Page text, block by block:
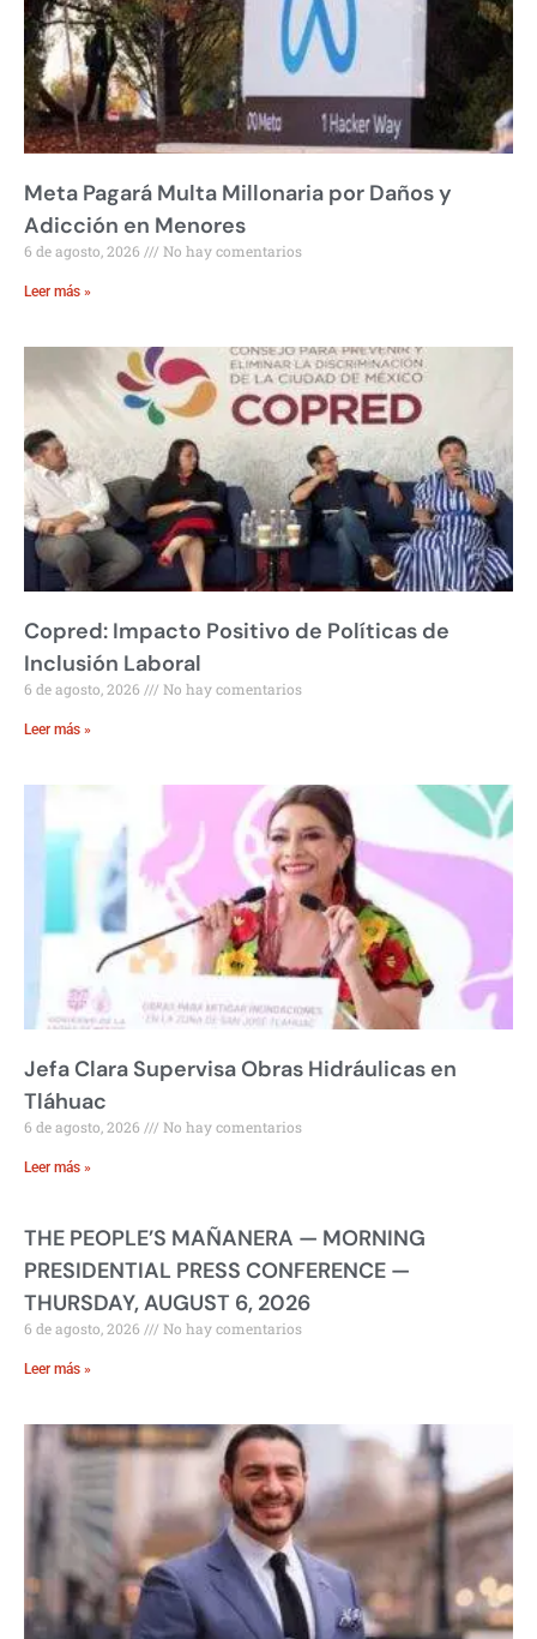
Meta Pagará Multa Millonaria por Daños y
Adicción en Menores
6 de agosto, 2026 No hay comentarios
Leer más »
Copred: Impacto Positivo de Políticas de
Inclusión Laboral
6 de agosto, 2026 No hay comentarios
Leer más »
Jefa Clara Supervisa Obras Hidráulicas en
Tláhuac
6 de agosto, 2026 No hay comentarios
Leer más »
THE PEOPLE’S MAÑANERA — MORNING
PRESIDENTIAL PRESS CONFERENCE —
THURSDAY, AUGUST 6, 2026
6 de agosto, 2026 No hay comentarios
Leer más »